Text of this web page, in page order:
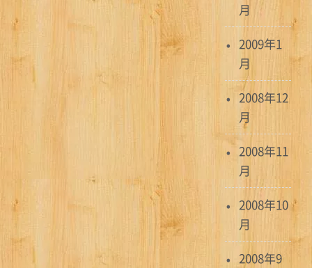
月
2009年1
月
2008年12
月
2008年11
月
2008年10
月
2008年9